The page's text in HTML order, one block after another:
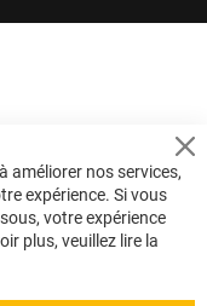
améliorer nos services,
expérience. Si vous
votre expérience
plus, veuillez lire la